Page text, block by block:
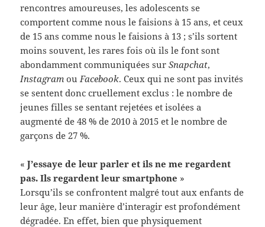
rencontres amoureuses, les adolescents se
comportent comme nous le faisions à 15 ans, et ceux
de 15 ans comme nous le faisions à 13 ; s’ils sortent
moins souvent, les rares fois où ils le font sont
abondamment communiquées surSnapchat,
Instagram ou Facebook. Ceux qui ne sont pas invités
se sentent donc cruellement exclus : le nombre de
jeunes filles se sentant rejetées et isolées a
augmenté de 48 % de 2010 à 2015 et le nombre de
garçons de 27 %.
«J’essaye de leur parler et ils ne me regardent
pas. Ils regardent leur smartphone »
Lorsqu’ils se confrontent malgré tout aux enfants de
leur âge, leur manière d’interagir est profondément
dégradée. En effet, bien que physiquement